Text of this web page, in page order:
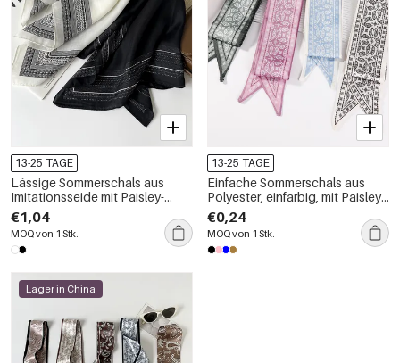
13-25 TAGE
Lässige Sommerschals aus
Imitationsseide mit Paisley-
Muster aus der Simple Series
€1,04
MOQ von 1 Stk.
13-25 TAGE
Einfache Sommerschals aus
Polyester, einfarbig, mit Paisley-
Muster, für den täglichen
Gebrauch
€0,24
MOQ von 1 Stk.
Lager in China